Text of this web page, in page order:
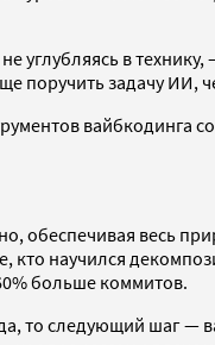
в
поручить задачу ИИ,
вайбкодинга
обеспечивая весь
научился
больше коммитов.
то следующий шаг —